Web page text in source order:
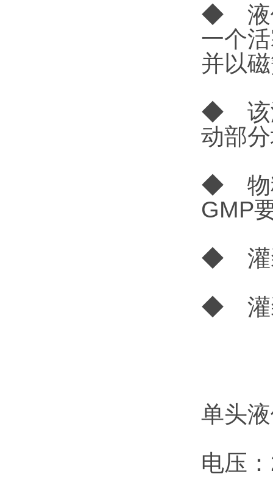
◆ 液
一个
并以
◆ 该
动部
◆ 物
GMP
◆ 灌
◆ 灌
单头
电压